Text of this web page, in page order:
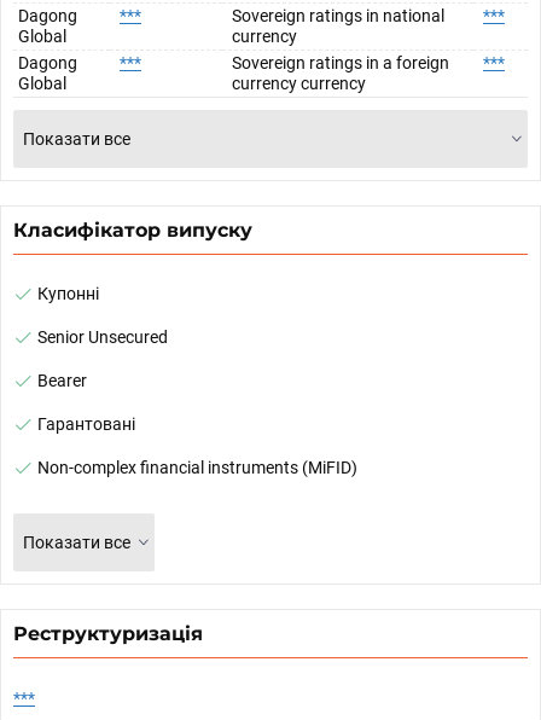
Dagong
Global
***
Sovereign ratings in national
currency
***
Dagong
Global
***
Sovereign ratings in a foreign
currency currency
***
Показати все
Класифікатор випуску
Купонні
Senior Unsecured
Bearer
Гарантовані
Non-complex financial instruments (MiFID)
Показати все
Реструктуризація
***